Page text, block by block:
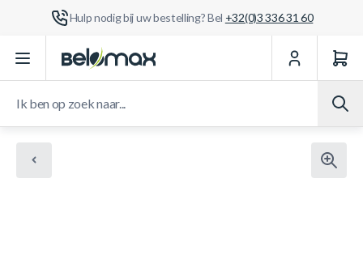
Hulp nodig bij uw bestelling? Bel +32(0)3 336 31 60
Ga naar de inhoud